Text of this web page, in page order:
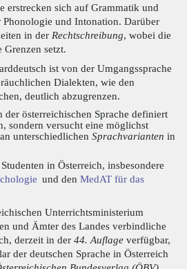
erstrecken sich auf Grammatik und
und Intonation. Darüber
in der Rechtschreibung, wobei die
setzt.
ist von der Umgangssprache
Dialekten, wie den
deutlich abzugrenzen.
der österreichischen Sprache definiert
sondern versucht eine möglichst
unterschiedlichen Sprachvarianten in
in Österreich, insbesondere
und den MedAT für das
Unterrichtsministerium
und Ämter des Landes verbindliche
derzeit in der 44. Auflage verfügbar,
der deutschen Sprache in Österreich